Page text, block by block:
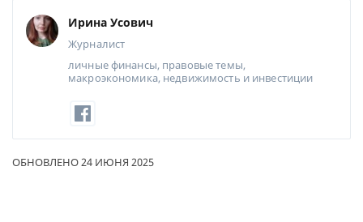
Ирина Усович
Журналист
личные финансы, правовые темы,
макроэкономика, недвижимость и инвестиции
ОБНОВЛЕНО 24 ИЮНЯ 2025